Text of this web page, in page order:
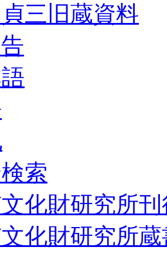
三旧蔵資料
索
化財研究所
化財研究所